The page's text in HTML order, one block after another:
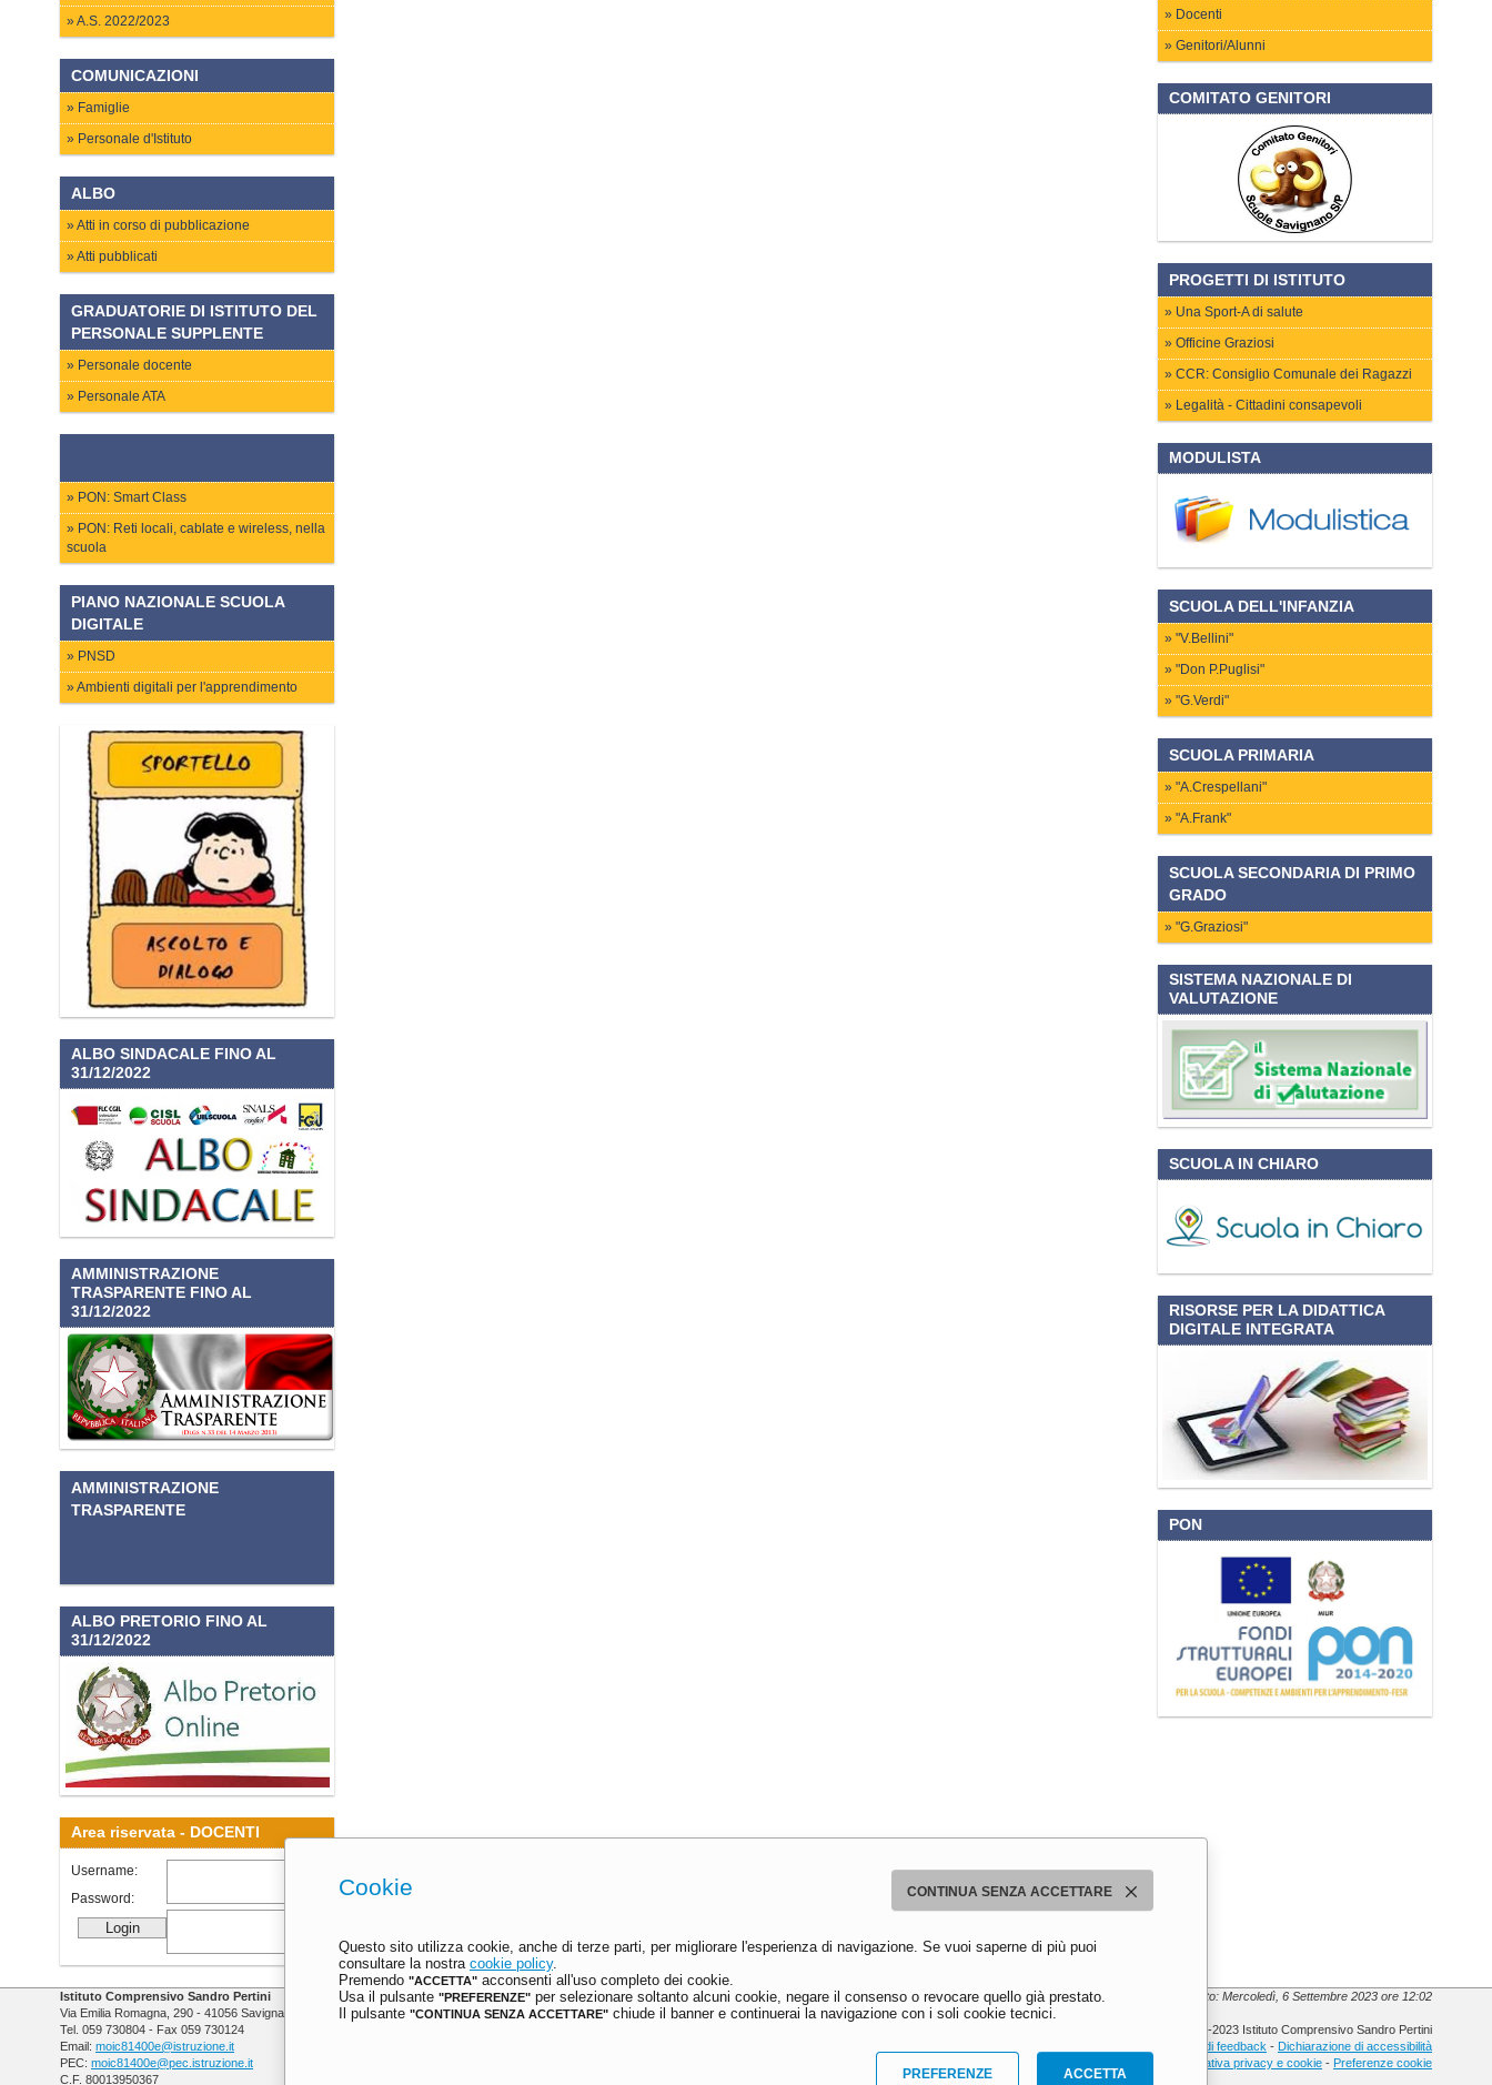
Cookie CONTINUA SENZA ACCETTARE
Questo sito utilizza cookie, anche di terze parti, per migliorare l'esperienza di navigazione. Se vuoi saperne di più puoi
consultare la nostra cookie policy.
Premendo "ACCETTA" acconsenti all'uso completo dei cookie.
Usa il pulsante "PREFERENZE" per selezionare soltanto alcuni cookie, negare il consenso o revocare quello già prestato.
Il pulsante "CONTINUA SENZA ACCETTARE" chiude il banner e continuerai la navigazione con i soli cookie tecnici.
PREFERENZE ACCETTA
A.S. 2022/2023
COMUNICAZIONI
Famiglie
Personale d'Istituto
ALBO
Atti in corso di pubblicazione
Atti pubblicati
GRADUATORIE DI ISTITUTO DEL
PERSONALE SUPPLENTE
Personale docente
Personale ATA
PON: Smart Class
PON: Reti locali, cablate e wireless, nella
scuola
PIANO NAZIONALE SCUOLA
DIGITALE
PNSD
Ambienti digitali per l'apprendimento
ALBO SINDACALE FINO AL
31/12/2022
AMMINISTRAZIONE
TRASPARENTE FINO AL
31/12/2022
AMMINISTRAZIONE
TRASPARENTE
ALBO PRETORIO FINO AL
31/12/2022
Area riservata - DOCENTI
Username:
Password:
Docenti
Genitori/Alunni
COMITATO GENITORI
PROGETTI DI ISTITUTO
Una Sport-A di salute
Officine Graziosi
CCR: Consiglio Comunale dei Ragazzi
Legalità - Cittadini consapevoli
MODULISTA
SCUOLA DELL'INFANZIA
"V.Bellini"
"Don P.Puglisi"
"G.Verdi"
SCUOLA PRIMARIA
"A.Crespellani"
"A.Frank"
SCUOLA SECONDARIA DI PRIMO
GRADO
"G.Graziosi"
SISTEMA NAZIONALE DI
VALUTAZIONE
SCUOLA IN CHIARO
RISORSE PER LA DIDATTICA
DIGITALE INTEGRATA
PON
Istituto Comprensivo Sandro Pertini
Via Emilia Romagna, 290 - 41056 Savignano sul Panaro (MO)
Tel. 059 730804 - Fax 059 730124
Email: moic81400e@istruzione.it
PEC: moic81400e@pec.istruzione.it
C.F. 80013950367
Ultimo aggiornamento: Mercoledì, 6 Settembre 2023 ore 12:02
© 2013-2023 Istituto Comprensivo Sandro Pertini
Meccanismo di feedback - Dichiarazione di accessibilità
Informativa privacy e cookie - Preferenze cookie